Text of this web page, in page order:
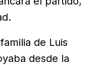
de Luis
desde la